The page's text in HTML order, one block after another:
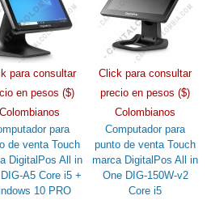
para consultar
en pesos ($)
Colombianos
para
de venta Touch
DigitalPos All in
A5 Core i5 +
10 PRO
Click para consultar
precio en pesos ($)
Colombianos
Computador para
punto de venta Touch
marca DigitalPos All in
One DIG-150W-v2
Core i5